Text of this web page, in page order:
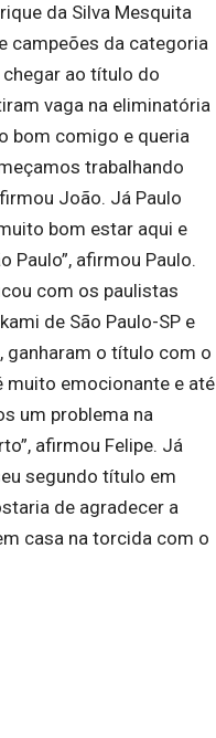
da Silva Mesquita
campeões da categoria
chegar ao título do
vaga na eliminatória
bom comigo e queria
trabalhando
João. Já Paulo
bom estar aqui e
afirmou Paulo.
com os paulistas
de São Paulo-SP e
ganharam o título com o
muito emocionante e até
um problema na
afirmou Felipe. Já
segundo título em
de agradecer a
casa na torcida com o